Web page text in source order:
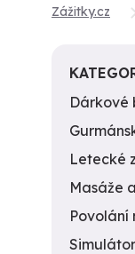
Zážitky.cz
Dárkové
Letecké
Masáže
Povolání